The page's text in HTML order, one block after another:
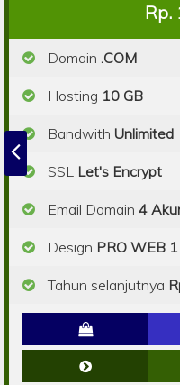
Rp.
Domain .COM
Hosting 10 GB
Bandwith Unlimited
SSL Let's Encrypt
Email Domain 4
Design PRO WEB 1
Tahun selanjutnya